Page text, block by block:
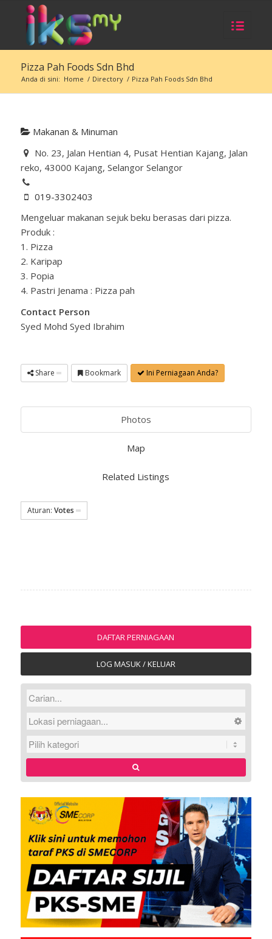
Pizza Pah Foods Sdn Bhd
Anda di sini: Home / Directory / Pizza Pah Foods Sdn Bhd
Makanan & Minuman
No. 23, Jalan Hentian 4, Pusat Hentian Kajang, Jalan
reko, 43000 Kajang, Selangor Selangor
019-3302403
Mengeluar makanan sejuk beku berasas dari pizza.
Produk :
1. Pizza
2. Karipap
3. Popia
4. Pastri Jenama : Pizza pah
Contact Person
Syed Mohd Syed Ibrahim
Share Bookmark Ini Perniagaan Anda?
Photos
Map
Related Listings
Aturan: Votes
DAFTAR PERNIAGAAN
LOG MASUK / KELUAR